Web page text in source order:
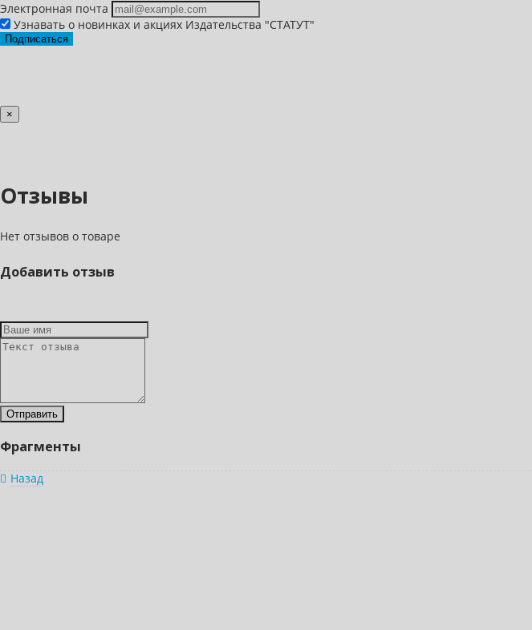
Электронная почта
Узнавать о новинках и акциях Издательства "СТАТУТ"
Подписаться
×
Отзывы
Нет отзывов о товаре
Добавить отзыв
Фрагменты
Назад